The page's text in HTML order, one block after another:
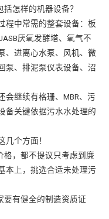
怎样的机器设备？
程中常需的整套设备：板
厌氧发酵塔、氧气不
、进离心水泵、风机、微
泵、排泥泵仪表设备、沼
会继续有格珊、MBR、污
备关键依据污水水处理的
几个方面！
格，都不提议只考虑到廉
本上，挑选合适未处理污
要有健全的制造资质证